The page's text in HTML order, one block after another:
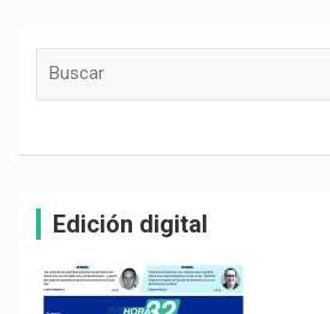
Edición digital